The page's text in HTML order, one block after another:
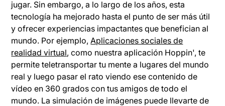
jugar. Sin embargo, a lo largo de los años, esta
tecnología ha mejorado hasta el punto de ser más útil
y ofrecer experiencias impactantes que benefician al
mundo. Por ejemplo, Aplicaciones sociales de
realidad virtual, como nuestra aplicación Hoppin', te
permite teletransportar tu mente a lugares del mundo
real y luego pasar el rato viendo ese contenido de
vídeo en 360 grados con tus amigos de todo el
mundo. La simulación de imágenes puede llevarte de